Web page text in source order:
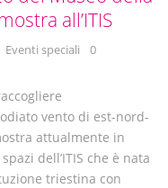
all’ITIS
Eventi speciali
0
vento di est-nord-
attualmente in
dell’ITIS che è nata
triestina con